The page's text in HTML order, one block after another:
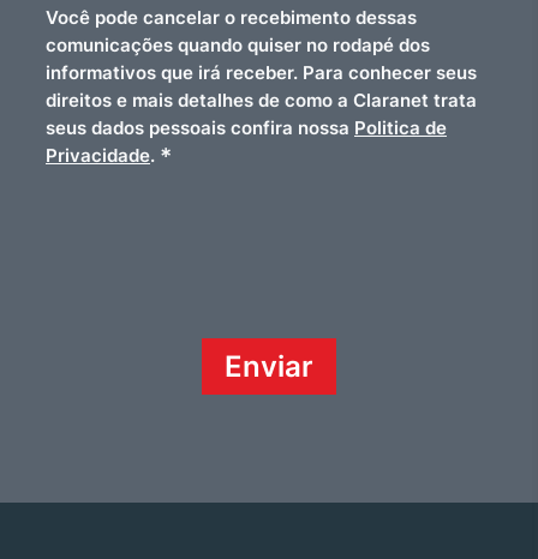
Você pode cancelar o recebimento dessas
comunicações quando quiser no rodapé dos
informativos que irá receber. Para conhecer seus
direitos e mais detalhes de como a Claranet trata
seus dados pessoais confira nossa Politica de
Privacidade. *